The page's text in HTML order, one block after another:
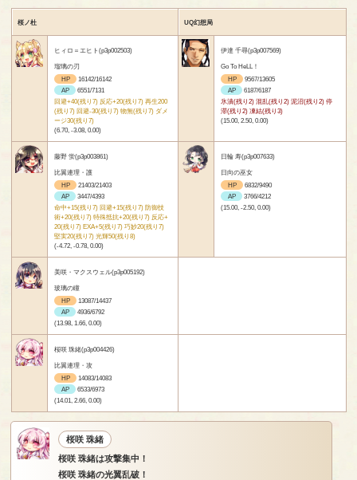
桜ノ杜 UQ幻想局
ヒィロ＝エヒト(p3p002503)
瑠璃の刃
HP
16142/16142
AP
6551/7131
回避+40(残り7) 反応+20(残り7) 再生200
(残り7) 回避-30(残り7) 物無(残り7) ダメ
ージ30(残り7)
(6.70, -3.08, 0.00)
伊達 千尋(p3p007569)
Go To HeLL！
HP
9567/13605
AP
6187/6187
氷漬(残り2) 混乱(残り2) 泥沼(残り2) 停
滞(残り2) 凍結(残り3)
(15.00, 2.50, 0.00)
藤野 蛍(p3p003861)
比翼連理・護
HP
21403/21403
AP
3447/4393
命中+15(残り7) 回避+15(残り7) 防御技
術+20(残り7) 特殊抵抗+20(残り7) 反応+
20(残り7) EXA+5(残り7) 巧妙20(残り7)
堅実20(残り7) 光輝50(残り8)
(-4.72, -0.78, 0.00)
日輪 寿(p3p007633)
日向の巫女
HP
6832/9490
AP
3766/4212
(15.00, -2.50, 0.00)
美咲・マクスウェル(p3p005192)
玻璃の瞳
HP
13087/14437
AP
4936/6792
(13.98, 1.66, 0.00)
桜咲 珠緒(p3p004426)
比翼連理・攻
HP
14083/14083
AP
6533/6973
(14.01, 2.66, 0.00)
桜咲 珠緒
桜咲 珠緒は攻撃集中！
桜咲 珠緒の光翼乱破！